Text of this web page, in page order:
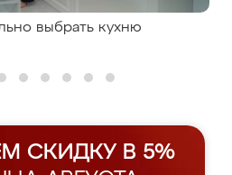
выбрать кухню
СКИДКУ В 5%